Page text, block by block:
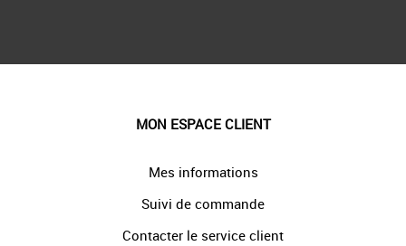
MON ESPACE CLIENT
Mes informations
Suivi de commande
Contacter le service client